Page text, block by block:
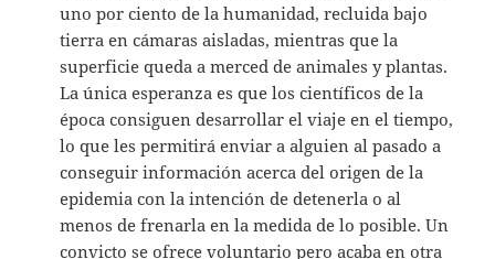
uno por ciento de la humanidad, recluida bajo
tierra en cámaras aisladas, mientras que la
superficie queda a merced de animales y plantas.
La única esperanza es que los científicos de la
época consiguen desarrollar el viaje en el tiempo,
lo que les permitirá enviar a alguien al pasado a
conseguir información acerca del origen de la
epidemia con la intención de detenerla o al
menos de frenarla en la medida de lo posible. Un
convicto se ofrece voluntario pero acaba en otra